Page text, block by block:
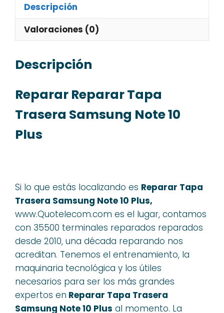
Descripción
Valoraciones (0)
Descripción
Reparar Reparar Tapa
Trasera Samsung Note 10
Plus
Si lo que estás localizando es Reparar Tapa
Trasera Samsung Note 10 Plus,
www.Quotelecom.com es el lugar, contamos
con 35500 terminales reparados reparados
desde 2010, una década reparando nos
acreditan. Tenemos el entrenamiento, la
maquinaria tecnológica y los útiles
necesarios para ser los más grandes
expertos en Reparar Tapa Trasera
Samsung Note 10 Plus al momento. La